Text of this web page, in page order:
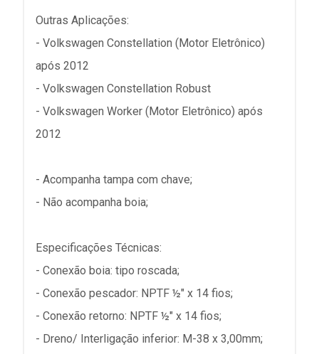
Outras Aplicações:
- Volkswagen Constellation (Motor Eletrônico)
após 2012
- Volkswagen Constellation Robust
- Volkswagen Worker (Motor Eletrônico) após
2012
- Acompanha tampa com chave;
- Não acompanha boia;
Especificações Técnicas:
- Conexão boia: tipo roscada;
- Conexão pescador: NPTF ½" x 14 fios;
- Conexão retorno: NPTF ½" x 14 fios;
- Dreno/ Interligação inferior: M-38 x 3,00mm;